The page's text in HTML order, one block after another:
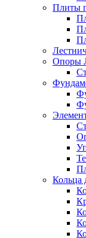
Плиты
Опоры
Кольца